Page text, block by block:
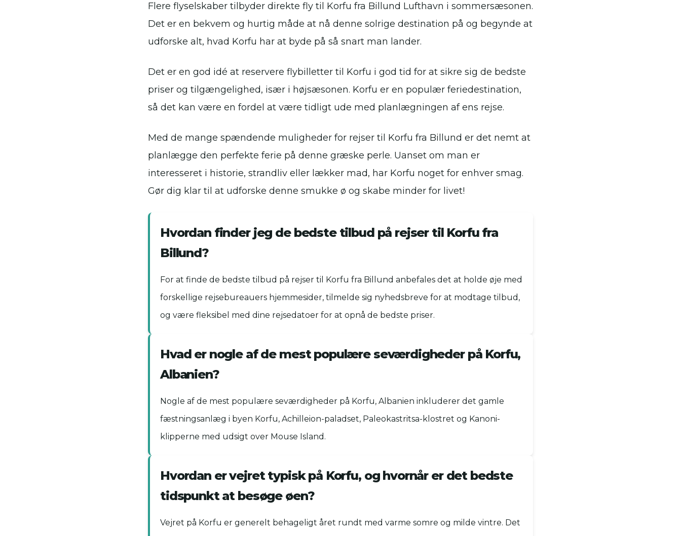
Flere flyselskaber tilbyder direkte fly til Korfu fra Billund Lufthavn i sommersæsonen.
Det er en bekvem og hurtig måde at nå denne solrige destination på og begynde at
udforske alt, hvad Korfu har at byde på så snart man lander.
Det er en god idé at reservere flybilletter til Korfu i god tid for at sikre sig de bedste
priser og tilgængelighed, især i højsæsonen. Korfu er en populær feriedestination,
så det kan være en fordel at være tidligt ude med planlægningen af ens rejse.
Med de mange spændende muligheder for rejser til Korfu fra Billund er det nemt at
planlægge den perfekte ferie på denne græske perle. Uanset om man er
interesseret i historie, strandliv eller lækker mad, har Korfu noget for enhver smag.
Gør dig klar til at udforske denne smukke ø og skabe minder for livet!
Hvordan finder jeg de bedste tilbud på rejser til Korfu fra
Billund?
For at finde de bedste tilbud på rejser til Korfu fra Billund anbefales det at holde øje med
forskellige rejsebureauers hjemmesider, tilmelde sig nyhedsbreve for at modtage tilbud,
og være fleksibel med dine rejsedatoer for at opnå de bedste priser.
Hvad er nogle af de mest populære seværdigheder på Korfu,
Albanien?
Nogle af de mest populære seværdigheder på Korfu, Albanien inkluderer det gamle
fæstningsanlæg i byen Korfu, Achilleion-paladset, Paleokastritsa-klostret og Kanoni-
klipperne med udsigt over Mouse Island.
Hvordan er vejret typisk på Korfu, og hvornår er det bedste
tidspunkt at besøge øen?
Vejret på Korfu er generelt behageligt året rundt med varme somre og milde vintre. Det